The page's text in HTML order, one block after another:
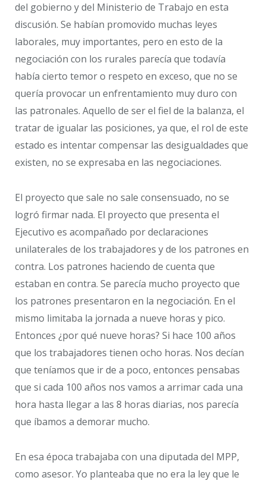
del gobierno y del Ministerio de Trabajo en esta
discusión. Se habían promovido muchas leyes
laborales, muy importantes, pero en esto de la
negociación con los rurales parecía que todavía
había cierto temor o respeto en exceso, que no se
quería provocar un enfrentamiento muy duro con
las patronales. Aquello de ser el fiel de la balanza, el
tratar de igualar las posiciones, ya que, el rol de este
estado es intentar compensar las desigualdades que
existen, no se expresaba en las negociaciones.
El proyecto que sale no sale consensuado, no se
logró firmar nada. El proyecto que presenta el
Ejecutivo es acompañado por declaraciones
unilaterales de los trabajadores y de los patrones en
contra. Los patrones haciendo de cuenta que
estaban en contra. Se parecía mucho proyecto que
los patrones presentaron en la negociación. En el
mismo limitaba la jornada a nueve horas y pico.
Entonces ¿por qué nueve horas? Si hace 100 años
que los trabajadores tienen ocho horas. Nos decían
que teníamos que ir de a poco, entonces pensabas
que si cada 100 años nos vamos a arrimar cada una
hora hasta llegar a las 8 horas diarias, nos parecía
que íbamos a demorar mucho.
En esa época trabajaba con una diputada del MPP,
como asesor. Yo planteaba que no era la ley que le